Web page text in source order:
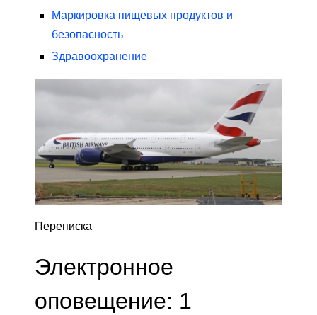
Маркировка пищевых продуктов и
безопасность
Здравоохранение
Переписка
Электронное
оповещение: 1